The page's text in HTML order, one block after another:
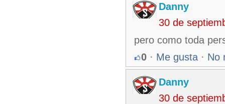
Danny
30 de
pero como toda
0 · Me gusta · No
Danny
30 de